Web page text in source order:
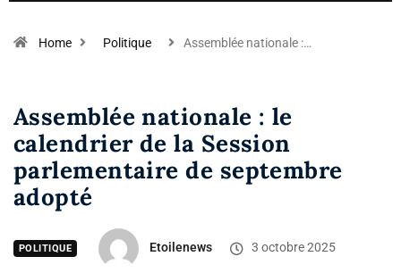
Home Politique Assemblée nationale :…
Assemblée nationale : le
calendrier de la Session
parlementaire de septembre
adopté
POLITIQUE Etoilenews 3 octobre 2025